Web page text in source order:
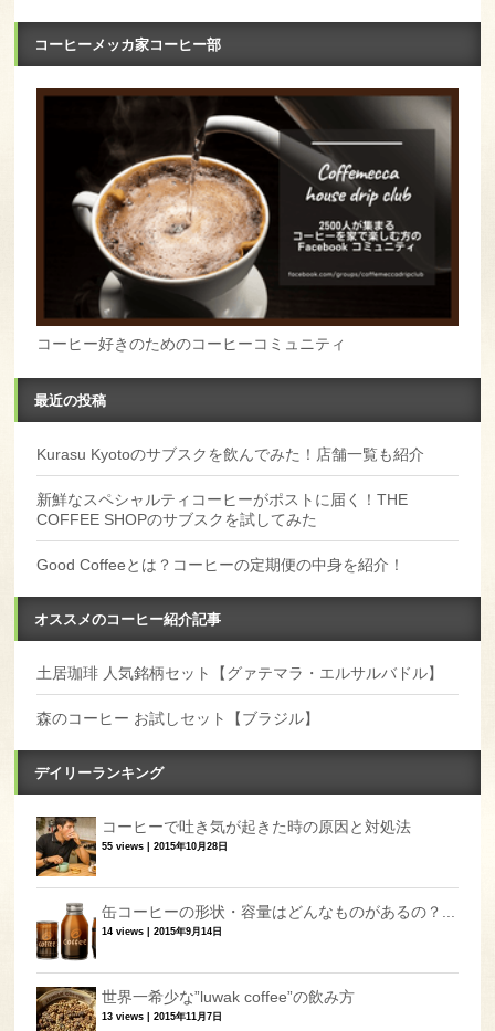
コーヒーメッカ家コーヒー部
コーヒー好きのためのコーヒーコミュニティ
最近の投稿
Kurasu Kyotoのサブスクを飲んでみた！店舗一覧も紹介
新鮮なスペシャルティコーヒーがポストに届く！THE
COFFEE SHOPのサブスクを試してみた
Good Coffeeとは？コーヒーの定期便の中身を紹介！
オススメのコーヒー紹介記事
土居珈琲 人気銘柄セット【グァテマラ・エルサルバドル】
森のコーヒー お試しセット【ブラジル】
デイリーランキング
コーヒーで吐き気が起きた時の原因と対処法
55 views |2015年10月28日
缶コーヒーの形状・容量はどんなものがあるの？...
14 views |2015年9月14日
世界一希少な”luwak coffee”の飲み方
13 views |2015年11月7日